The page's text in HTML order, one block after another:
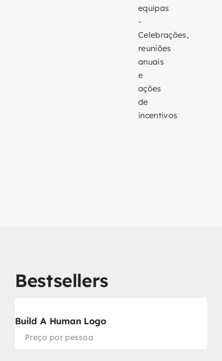
equipas
-
Celebrações,
reuniões
anuais
e
ações
de
incentivos
Bestsellers
Build A Human Logo
Preço por pessoa